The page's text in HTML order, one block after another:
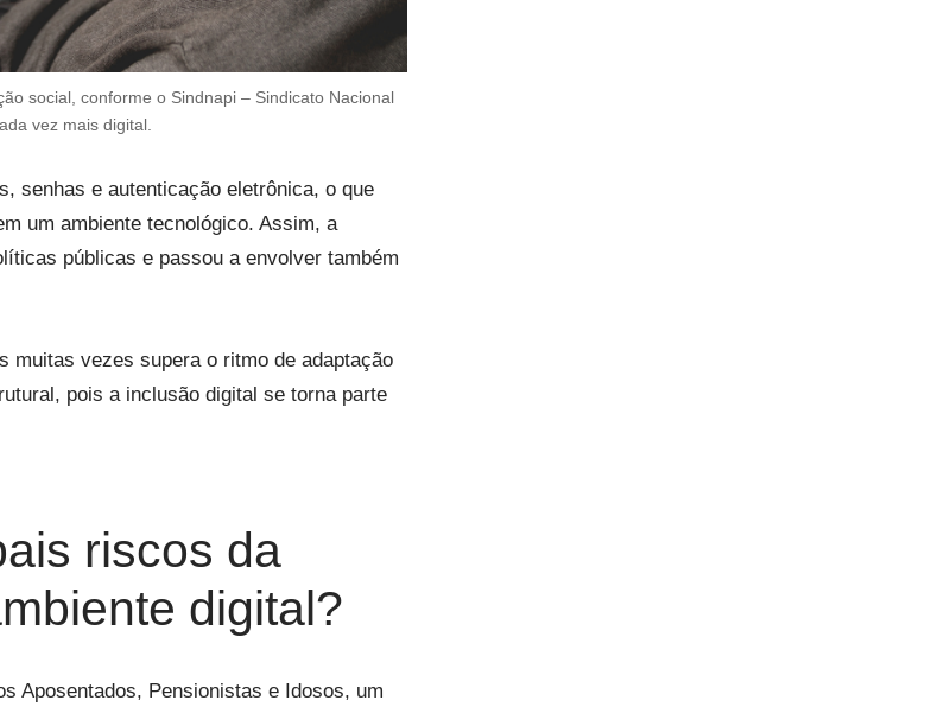
social, conforme o Sindnapi – Sindicato Nacional
vez mais digital.
senhas e autenticação eletrônica, o que
um ambiente tecnológico. Assim, a
públicas e passou a envolver também
muitas vezes supera o ritmo de adaptação
pois a inclusão digital se torna parte
riscos da
digital?
Aposentados, Pensionistas e Idosos, um